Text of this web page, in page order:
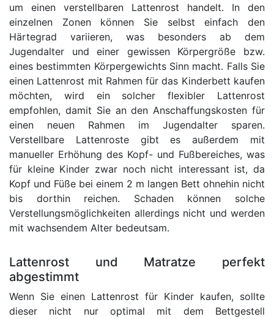
um einen verstellbaren Lattenrost handelt. In den
einzelnen Zonen können Sie selbst einfach den
Härtegrad variieren, was besonders ab dem
Jugendalter und einer gewissen Körpergröße bzw.
eines bestimmten Körpergewichts Sinn macht. Falls Sie
einen Lattenrost mit Rahmen für das Kinderbett kaufen
möchten, wird ein solcher flexibler Lattenrost
empfohlen, damit Sie an den Anschaffungskosten für
einen neuen Rahmen im Jugendalter sparen.
Verstellbare Lattenroste gibt es außerdem mit
manueller Erhöhung des Kopf- und Fußbereiches, was
für kleine Kinder zwar noch nicht interessant ist, da
Kopf und Füße bei einem 2 m langen Bett ohnehin nicht
bis dorthin reichen. Schaden können solche
Verstellungsmöglichkeiten allerdings nicht und werden
mit wachsendem Alter bedeutsam.
Lattenrost und Matratze perfekt
abgestimmt
Wenn Sie einen Lattenrost für Kinder kaufen, sollte
dieser nicht nur optimal mit dem Bettgestell